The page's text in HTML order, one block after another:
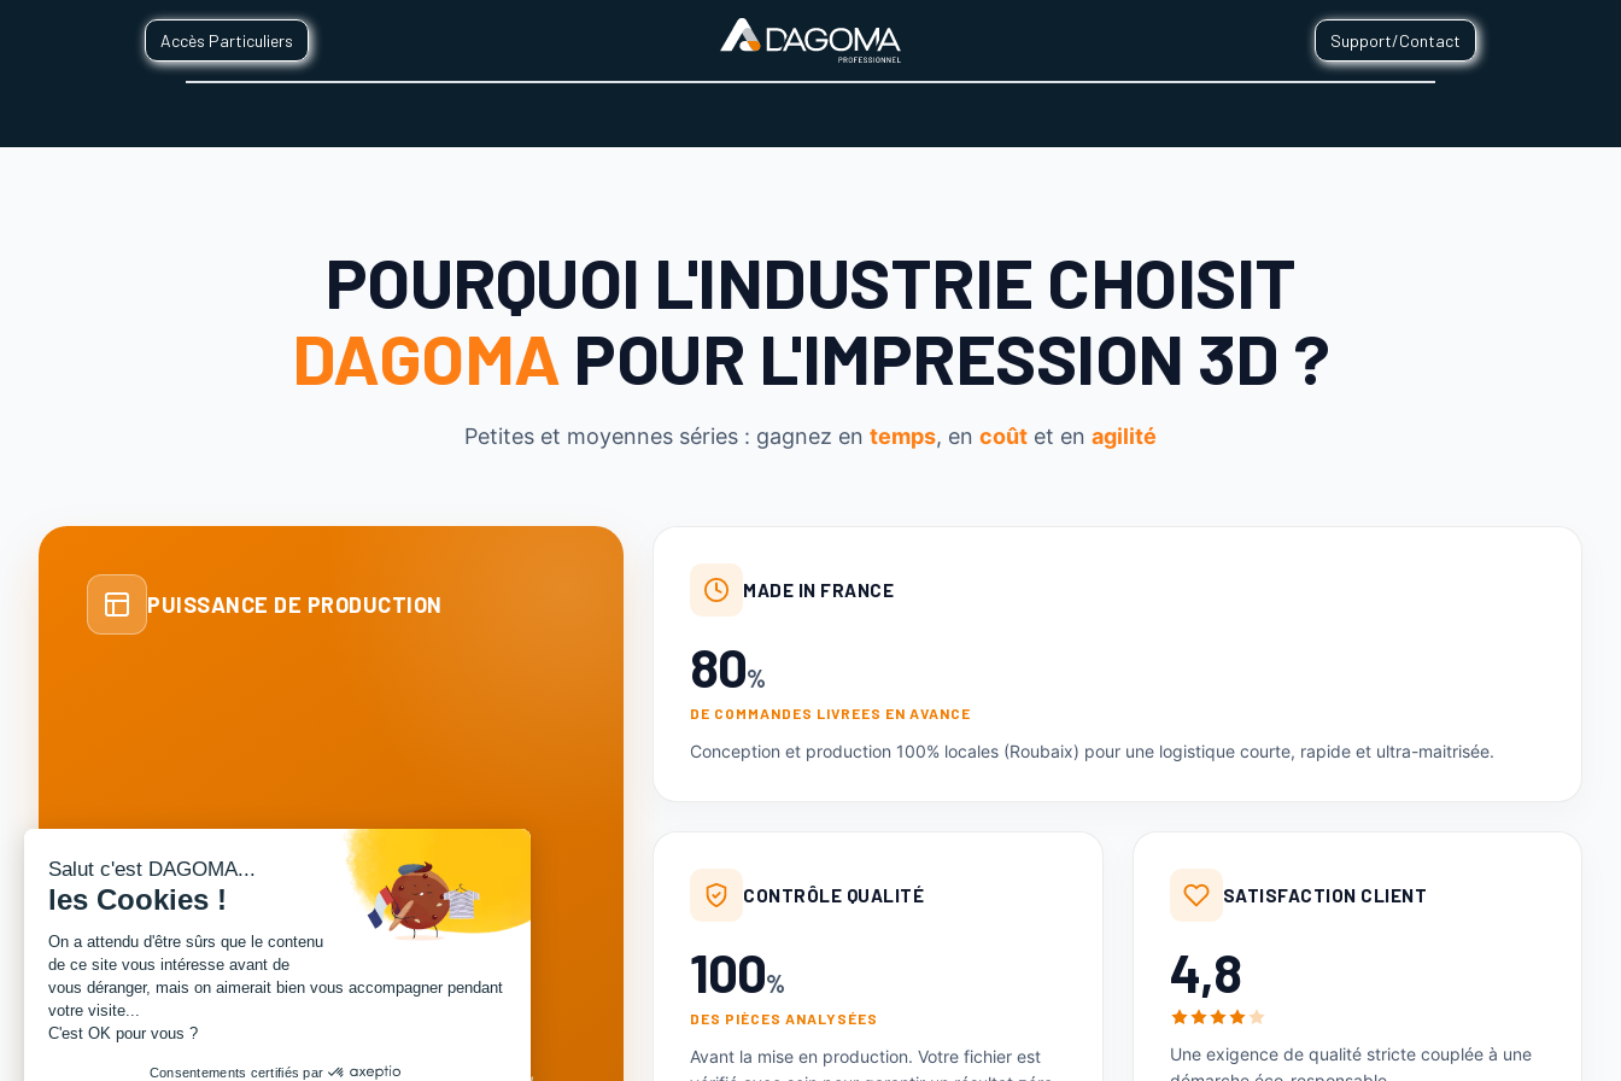
Accès Particuliers Support/Contact
POURQUOI L'INDUSTRIE CHOISIT
DAGOMA POUR L'IMPRESSION 3D ?
Petites et moyennes séries : gagnez en temps, en coût et en agilité
PUISSANCE DE PRODUCTION
JUSQU'À
70 000
PIECES / MOIS
Absorbees instantanement par notre parc machines,
MADE IN FRANCE
80%
DE COMMANDES LIVREES EN AVANCE
Conception et production 100% locales (Roubaix) pour une logistique courte, rapide et ultra-maitrisée.
CONTRÔLE QUALITÉ
100%
DES PIÈCES ANALYSÉES
Avant la mise en production. Votre fichier est
SATISFACTION CLIENT
4,8/5
Une exigence de qualité stricte couplée à une
Salut c'est DAGOMA...
les Cookies !
On a attendu d'être sûrs que le contenu
de ce site vous intéresse avant de
vous déranger, mais on aimerait bien vous accompagner pendant
votre visite...
C'est OK pour vous ?
Consentements certifiés par